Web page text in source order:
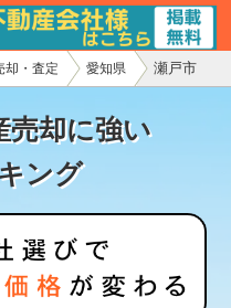
却・査定 愛知県 瀬戸市
売却に強い
ング
様